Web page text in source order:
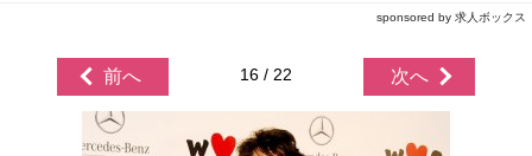
sponsored by 求人ボックス
前へ 16 / 22 次へ